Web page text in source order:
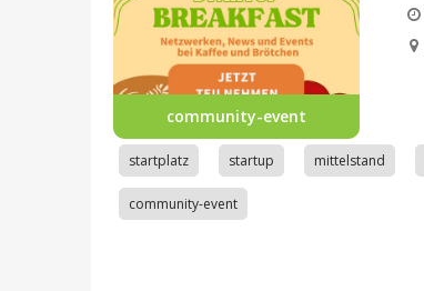
community-event
startplatz startup mittelstand
community-event